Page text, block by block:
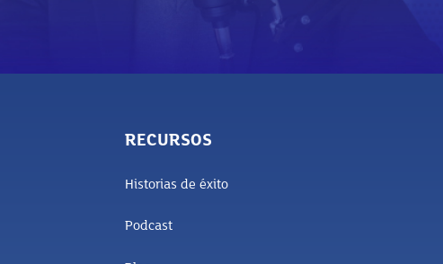
RECURSOS
Historias de éxito
Podcast